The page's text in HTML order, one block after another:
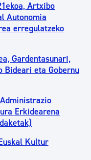
Artxibo
Autonomia
erregulatzeko
Gardentasunari,
Bideari eta Gobernu
Erkidearena
Kultur